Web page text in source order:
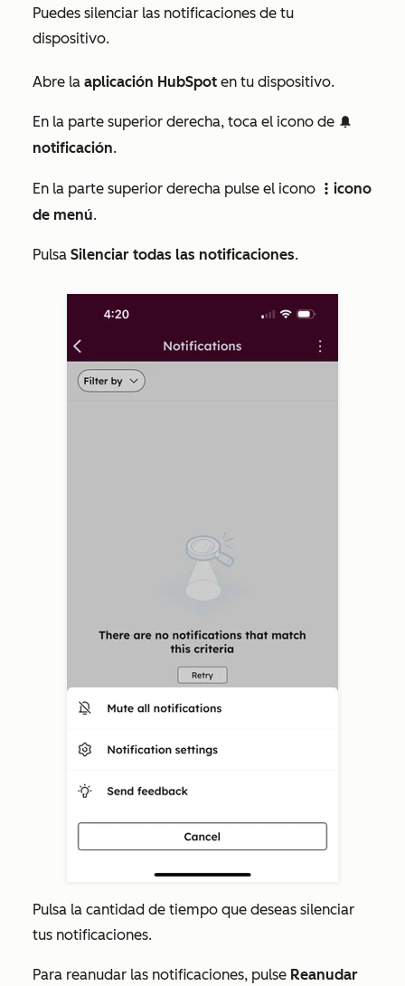
Puedes silenciar las notificaciones de tu
dispositivo.
Abre la aplicación HubSpot en tu dispositivo.
En la parte superior derecha, toca el icono de notificationIcon
notificación.
En la parte superior derecha pulse el icono verticalMenuIcon icono
de menú.
Pulsa Silenciar todas las notificaciones.
Pulsa la cantidad de tiempo que deseas silenciar
tus notificaciones.
Para reanudar las notificaciones, pulse Reanudar